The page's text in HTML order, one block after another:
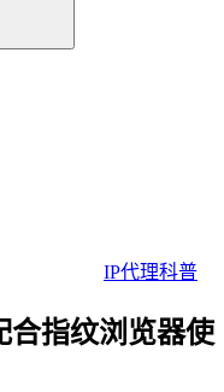
IP代理科普
合指纹浏览器使